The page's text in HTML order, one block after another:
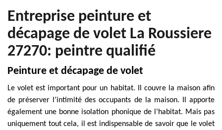
Entreprise peinture et
décapage de volet La Roussiere
27270: peintre qualifié
Peinture et décapage de volet
Le volet est important pour un habitat. Il couvre la maison afin
de préserver l’intimité des occupants de la maison. Il apporte
également une bonne isolation phonique de l’habitat. Mais pas
uniquement tout cela, il est indispensable de savoir que le volet